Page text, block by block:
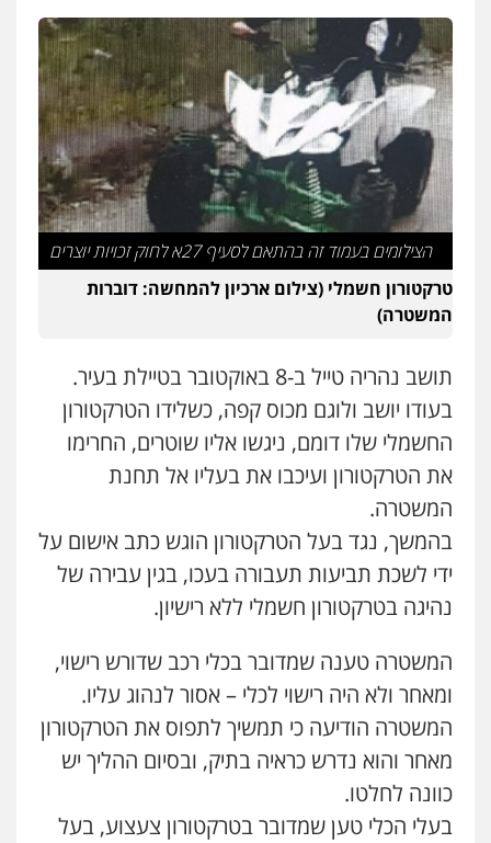
פלילי פשיעה חמורה חקירות ומעצרים
נוער עורכי דין לענייני אסירים תעבורה
0549475678
עו"ד אורנת קמרון
פלילי תעבורה עורכי דין לענייני אסירים
משפחה נוער
0505417090
עו"ד חמאדה מסרי
תעבורה
עו"ד פיני פישלר
פלילי תעבורה מח"ש אזרחי כלכלי
0505234000
הצילומים בעמוד זה בהתאם לסעיף 27א לחוק זכויות יוצרים
טרקטורון חשמלי (צילום ארכיון להמחשה: דוברות
המשטרה)
תושב נהריה טייל ב-8 באוקטובר בטיילת בעיר.
בעודו יושב ולוגם מכוס קפה, כשלידו הטרקטורון
החשמלי שלו דומם, ניגשו אליו שוטרים, החרימו
את הטרקטורון ועיכבו את בעליו אל תחנת
המשטרה.
בהמשך, נגד בעל הטרקטורון הוגש כתב אישום על
ידי לשכת תביעות תעבורה בעכו, בגין עבירה של
נהיגה בטרקטורון חשמלי ללא רישיון.
המשטרה טענה שמדובר בכלי רכב שדורש רישוי,
ומאחר ולא היה רישוי לכלי – אסור לנהוג עליו.
המשטרה הודיעה כי תמשיך לתפוס את הטרקטורון
מאחר והוא נדרש כראיה בתיק, ובסיום ההליך יש
כוונה לחלטו.
בעלי הכלי טען שמדובר בטרקטורון צעצוע, בעל